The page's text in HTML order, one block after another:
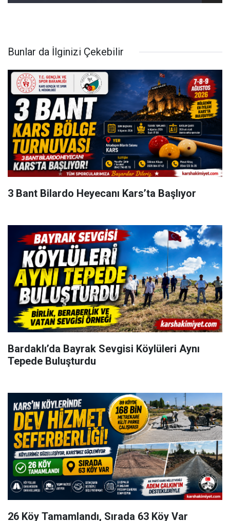
Bunlar da İlginizi Çekebilir
3 Bant Bilardo Heyecanı Kars’ta Başlıyor
Bardaklı’da Bayrak Sevgisi Köylüleri Aynı
Tepede Buluşturdu
26 Köy Tamamlandı, Sırada 63 Köy Var